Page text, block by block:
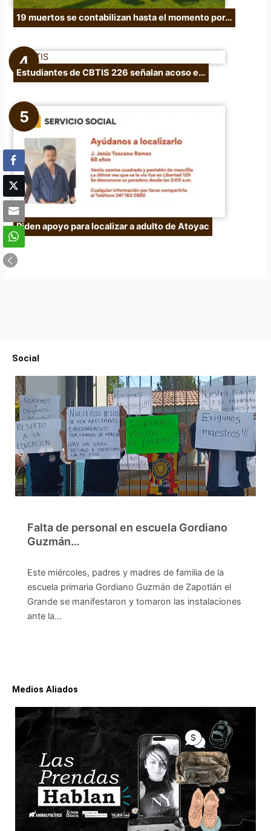
19 muertos se contabilizan hasta el momento por…
Estudiantes de CBTIS 226 señalan acoso e…
Piden apoyo para localizar a adulto de Atoyac
Social
Falta de personal en escuela Gordiano
Guzmán…
Este miércoles, padres y madres de familia de la
escuela primaria Gordiano Guzmán de Zapotlán el
Grande se manifestaron y tomaron las instalaciones
ante la…
Medios Aliados